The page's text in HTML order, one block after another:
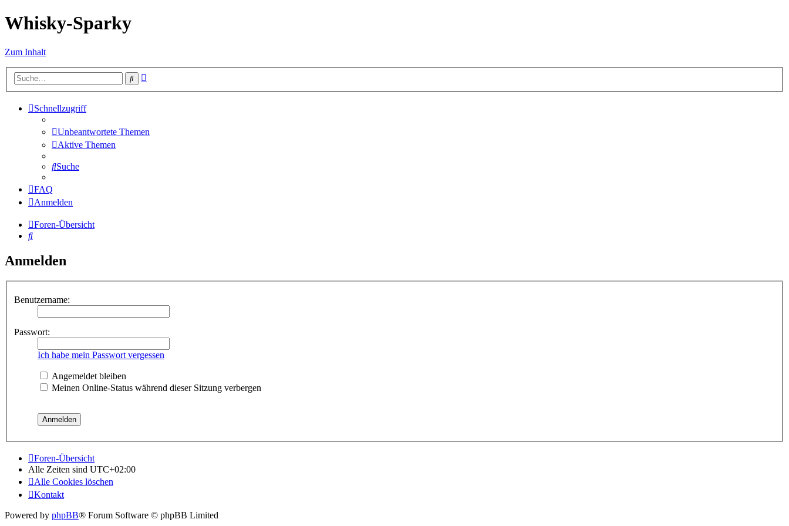
Whisky-Sparky
Zum Inhalt
Suche
Schnellzugriff
Unbeantwortete Themen
Aktive Themen
Suche
FAQ
Anmelden
Foren-Übersicht
Suche
Anmelden
Benutzername:
Passwort:
Ich habe mein Passwort vergessen
Angemeldet bleiben
Meinen Online-Status während dieser Sitzung verbergen
Foren-Übersicht
Alle Zeiten sind UTC+02:00
Alle Cookies löschen
Kontakt
Powered by phpBB® Forum Software © phpBB Limited